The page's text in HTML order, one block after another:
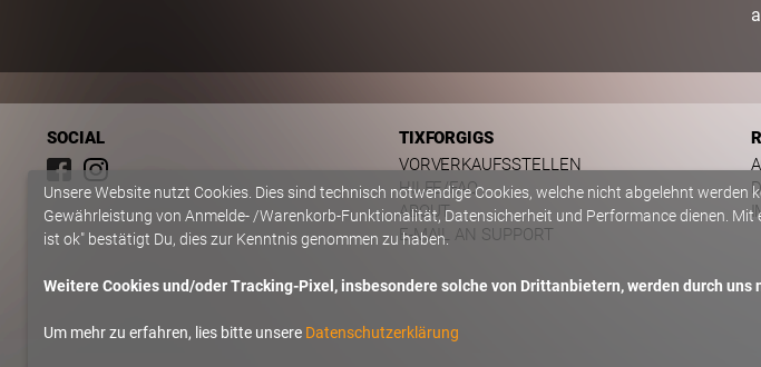
SOCIAL
TIXFORGIGS
VORVERKAUFSSTELLEN
HILFE/FAQ
ABOUT
E-MAIL AN SUPPORT
Unsere Website nutzt Cookies. Dies sind technisch notwendige Cookies, welche nicht abgelehnt werden
Gewährleistung von Anmelde- /Warenkorb-Funktionalität, Datensicherheit und Performance dienen. Mit
ist ok" bestätigt Du, dies zur Kenntnis genommen zu haben.
Weitere Cookies und/oder Tracking-Pixel, insbesondere solche von Drittanbietern, werden durch uns
Um mehr zu erfahren, lies bitte unsere Datenschutzerklärung